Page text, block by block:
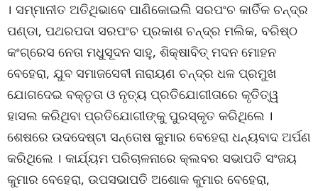
। ସମ୍ମାନୀତ ଅତିଥିଭାବେ ପାଣିକୋଇଲି ସରପଂଚ କାର୍ତିକ ଚନ୍ଦ୍ର
ପଣ୍ଡା, ପଥରପଦା ସରପଂଚ ପ୍ରକାଶ ଚନ୍ଦ୍ର ମଲିକ, ବରିଷ୍ଠ
କଂଗ୍ରେସ ନେତା ମଧୁସୂଦନ ସାହୁ, ଶିକ୍ଷାବିତ୍ ମଦନ ମୋହନ
ବେହେରା, ଯୁବ ସମାଜସେବୀ ନାରାୟଣ ଚନ୍ଦ୍ର ଧଳ ପ୍ରମୁଖ
ଯୋଗଦେଇ ବକ୍ତୃତା ଓ ନୃତ୍ୟ ପ୍ରତିଯୋଗୀତାରେ କୃତିତ୍ୱ
ହାସଲ କରିଥିବା ପ୍ରତିଯୋଗୀଙ୍କୁ ପୁରସ୍କୃତ କରିଥିଲେ ।
ଶେଷରେ ଉଦଦେଷ୍ଟା ସନ୍ତୋଷ କୁମାର ବେହେରା ଧନ୍ୟବାଦ ଅର୍ପଣ
କରିଥିଲେ । କାର୍ଯ୍ୟମ ପରିଚାଳନାରେ କ୍ଲବର ସଭାପତି ସଂଜୟ
କୁମାର ବେହେରା, ଉପସଭାପତି ଅଶୋକ କୁମାର ବେହେରା,